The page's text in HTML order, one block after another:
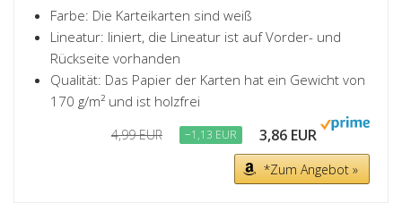
Farbe: Die Karteikarten sind weiß
Lineatur: liniert, die Lineatur ist auf Vorder- und
Rückseite vorhanden
Qualität: Das Papier der Karten hat ein Gewicht von
170 g/m² und ist holzfrei
4,99 EUR −1,13 EUR 3,86 EUR
*Zum Angebot »